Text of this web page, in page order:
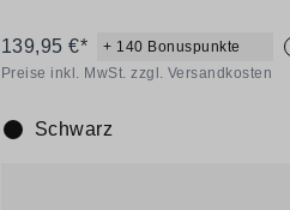
139,95 €* + 140 Bonuspunkte
Preise inkl. MwSt. zzgl. Versandkosten
Farbe:
Schwarz